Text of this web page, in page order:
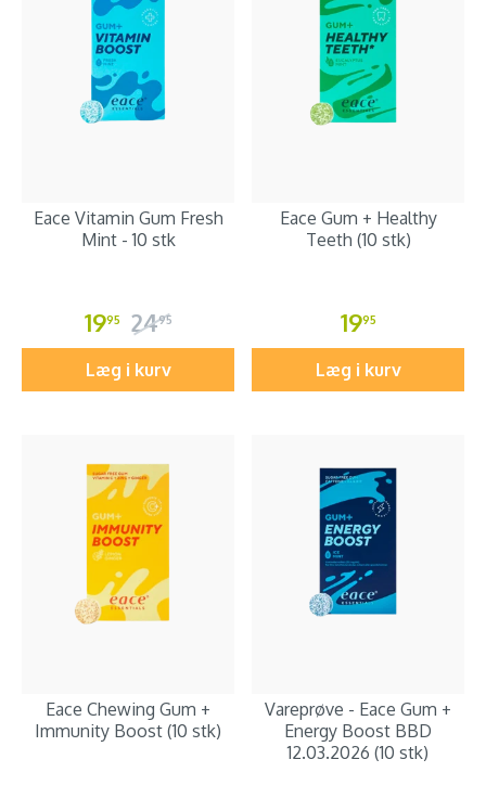
Eace Vitamin Gum Fresh
Mint - 10 stk
1995 2495
Læg i kurv
Eace Gum + Healthy
Teeth (10 stk)
1995
Læg i kurv
Eace Chewing Gum +
Immunity Boost (10 stk)
Vareprøve - Eace Gum +
Energy Boost BBD
12.03.2026 (10 stk)